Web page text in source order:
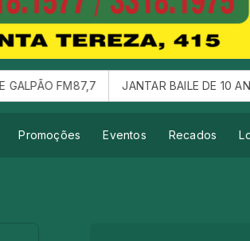
JANTAR BAILE DE 10 ANOS DA RADIO ECOS
Promoções Eventos Recados